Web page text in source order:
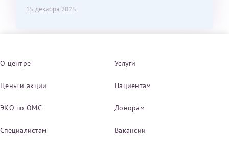
15 декабря 2025
О центре Услуги
Цены и акции Пациентам
ЭКО по ОМС Донорам
Специалистам Вакансии